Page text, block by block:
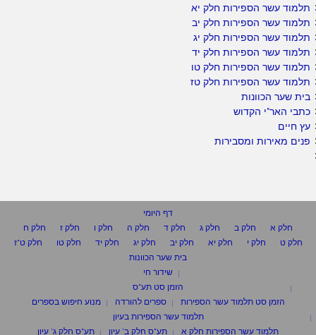
תלמוד עשר הספירות חלק יא
תלמוד עשר הספירות חלק יב
תלמוד עשר הספירות חלק יג
תלמוד עשר הספירות חלק יד
תלמוד עשר הספירות חלק טו
תלמוד עשר הספירות חלק טז
בית שער הכוונות
כתבי האר"י הקדוש
עץ חיים
פנים מאירות ומסבירות
דף היומי
חלק א
חלק ב חלק ג חלק ד חלק ה חלק ו חלק ז
חלק ח
חלק ט
חלק י חלק יא חלק יב חלק יג חלק יד חלק טו
חלק ט"ז
בית שער הכוונות
שידור חי
הזמן סט תע"ס
הזמן סט תלמוד עשר הספירות
ספרים להורדה
מנוע חיפוש בספרים
תלמוד עשר הספירות בעיון
תלמוד עשר הספירות חלק א
תע"ס חלק ב' עיון תע"ס חלק ג' עיון